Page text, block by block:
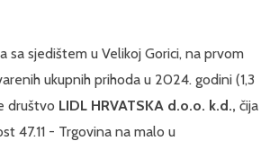
sa sjedištem u Velikoj Gorici, na prvom
ukupnih prihoda u 2024. godini (1,3
društvo LIDL HRVATSKA d.o.o. k.d., čija
47.11 - Trgovina na malo u